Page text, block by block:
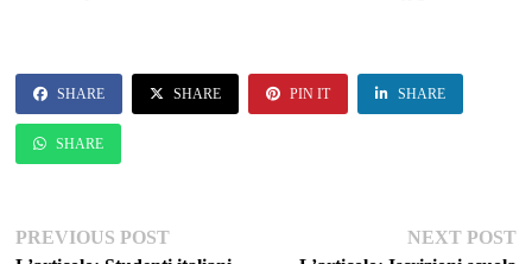
SHARE SHARE PIN IT SHARE
SHARE
Navigazione
PREVIOUS POSTPrevious
post:
NEXT POST